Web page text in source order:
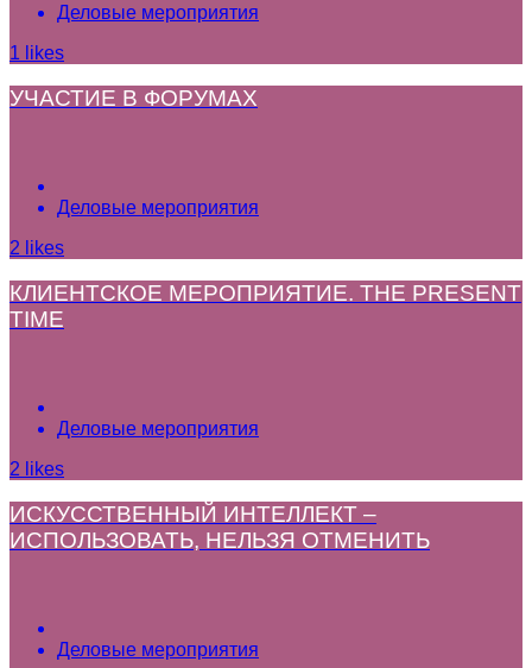
Деловые мероприятия
1 likes
УЧАСТИЕ В ФОРУМАХ
Деловые мероприятия
2 likes
КЛИЕНТСКОЕ МЕРОПРИЯТИЕ. THE PRESENT
TIME
Деловые мероприятия
2 likes
ИСКУССТВЕННЫЙ ИНТЕЛЛЕКТ –
ИСПОЛЬЗОВАТЬ, НЕЛЬЗЯ ОТМЕНИТЬ
Деловые мероприятия